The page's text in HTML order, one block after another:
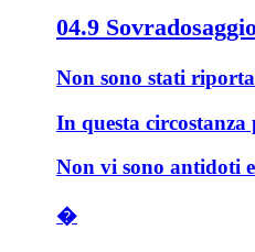
04.9
Non sono stati
In questa
Non vi sono antidoti
�